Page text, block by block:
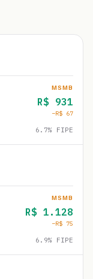
MSMB
R$ 931
−R$ 67
6.7% FIPE
MSMB
R$ 1.128
−R$ 75
6.9% FIPE